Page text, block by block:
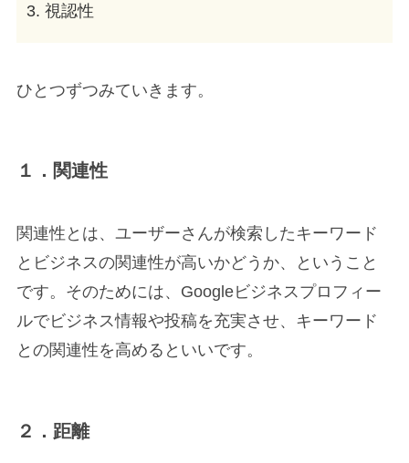
視認性
ひとつずつみていきます。
１．関連性
関連性とは、ユーザーさんが検索したキーワード
とビジネスの関連性が高いかどうか、ということ
です。そのためには、Googleビジネスプロフィー
ルでビジネス情報や投稿を充実させ、キーワード
との関連性を高めるといいです。
２．距離